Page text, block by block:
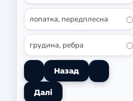
лопатка, передплесна
грудина, ребра